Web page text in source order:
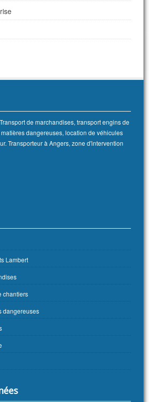
de marchandises, transport engins de
dangereuses, location de véhicules
Transporteur à Angers, zone d'intervention
Lambert
chantiers
dangereuses